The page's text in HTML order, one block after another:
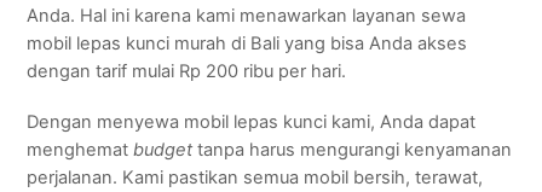
Anda. Hal ini karena kami menawarkan layanan sewa
mobil lepas kunci murah di Bali yang bisa Anda akses
dengan tarif mulai Rp 200 ribu per hari.
Dengan menyewa mobil lepas kunci kami, Anda dapat
menghematbudgettanpa harus mengurangi kenyamanan
perjalanan. Kami pastikan semua mobil bersih, terawat,